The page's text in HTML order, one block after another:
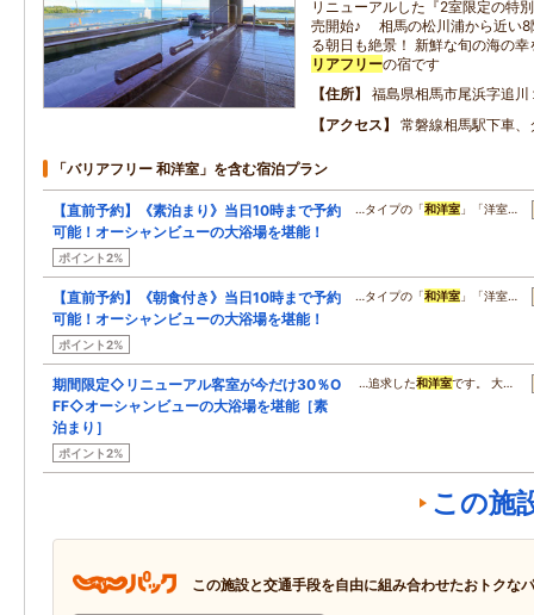
リニューアルした『2室限定の特別
売開始♪ 相馬の松川浦から近い8
る朝日も絶景！ 新鮮な旬の海の
リアフリーの宿です
住所
福島県相馬市尾浜字追川
アクセス
常磐線相馬駅下車、
「バリアフリー 和洋室」を含む宿泊プラン
【直前予約】《素泊まり》当日10時まで予約
可能！オーシャンビューの大浴場を堪能！
ポイント2%
…タイプの「和洋室 」「洋室…
【直前予約】《朝食付き》当日10時まで予約
可能！オーシャンビューの大浴場を堪能！
ポイント2%
…タイプの「和洋室 」「洋室…
期間限定◇リニューアル客室が今だけ30％O
FF◇オーシャンビューの大浴場を堪能［素
泊まり］
ポイント2%
…追求した和洋室です。 大…
この施
この施設と交通手段を自由に組み合わせたおトクな